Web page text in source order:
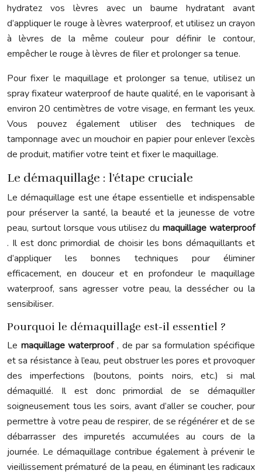
hydratez vos lèvres avec un baume hydratant avant
d’appliquer le rouge à lèvres waterproof, et utilisez un crayon
à lèvres de la même couleur pour définir le contour,
empêcher le rouge à lèvres de filer et prolonger sa tenue.
Pour fixer le maquillage et prolonger sa tenue, utilisez un
spray fixateur waterproof de haute qualité, en le vaporisant à
environ 20 centimètres de votre visage, en fermant les yeux.
Vous pouvez également utiliser des techniques de
tamponnage avec un mouchoir en papier pour enlever l’excès
de produit, matifier votre teint et fixer le maquillage.
Le démaquillage : l’étape cruciale
Le démaquillage est une étape essentielle et indispensable
pour préserver la santé, la beauté et la jeunesse de votre
peau, surtout lorsque vous utilisez dumaquillage waterproof
. Il est donc primordial de choisir les bons démaquillants et
d’appliquer les bonnes techniques pour éliminer
efficacement, en douceur et en profondeur le maquillage
waterproof, sans agresser votre peau, la dessécher ou la
sensibiliser.
Pourquoi le démaquillage est-il essentiel ?
Le maquillage waterproof, de par sa formulation spécifique
et sa résistance à l’eau, peut obstruer les pores et provoquer
des imperfections (boutons, points noirs, etc.) si mal
démaquillé. Il est donc primordial de se démaquiller
soigneusement tous les soirs, avant d’aller se coucher, pour
permettre à votre peau de respirer, de se régénérer et de se
débarrasser des impuretés accumulées au cours de la
journée. Le démaquillage contribue également à prévenir le
vieillissement prématuré de la peau, en éliminant les radicaux